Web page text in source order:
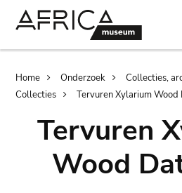
Breadcrumb
Home Onderzoek
Collecties,
Collecties
Tervuren Xylarium Wood
Tervuren
Wood